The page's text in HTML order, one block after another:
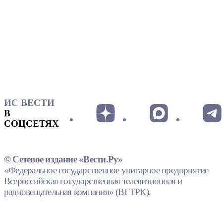
ИС ВЕСТИ
В
СОЦСЕТЯХ
© Сетевое издание «Вести.Ру»
«Федеральное государственное унитарное предприятие
Всероссийская государственная телевизионная и
радиовещательная компания» (ВГТРК).